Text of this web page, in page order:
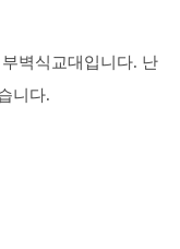
벽식교대입니다. 난
니다.